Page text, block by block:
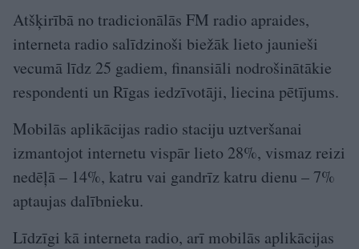
Atšķirībā no tradicionālās FM radio apraides,
interneta radio salīdzinoši biežāk lieto jaunieši
vecumā līdz 25 gadiem, finansiāli nodrošinātākie
respondenti un Rīgas iedzīvotāji, liecina pētījums.
Mobilās aplikācijas radio staciju uztveršanai
izmantojot internetu vispār lieto 28%, vismaz reizi
nedēļā – 14%, katru vai gandrīz katru dienu – 7%
aptaujas dalībnieku.
Līdzīgi kā interneta radio, arī mobilās aplikācijas